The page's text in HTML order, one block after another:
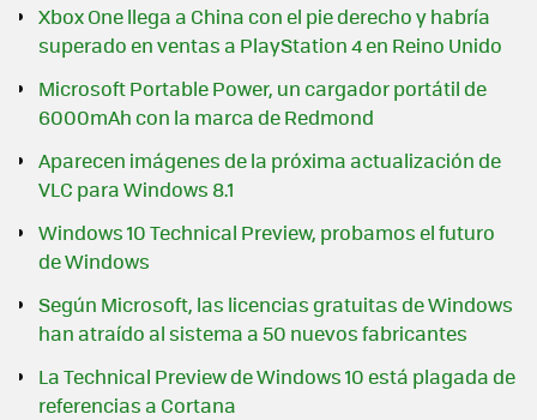
Xbox One llega a China con el pie derecho y habría
superado en ventas a PlayStation 4 en Reino Unido
Microsoft Portable Power, un cargador portátil de
6000mAh con la marca de Redmond
Aparecen imágenes de la próxima actualización de
VLC para Windows 8.1
Windows 10 Technical Preview, probamos el futuro
de Windows
Según Microsoft, las licencias gratuitas de Windows
han atraído al sistema a 50 nuevos fabricantes
La Technical Preview de Windows 10 está plagada de
referencias a Cortana